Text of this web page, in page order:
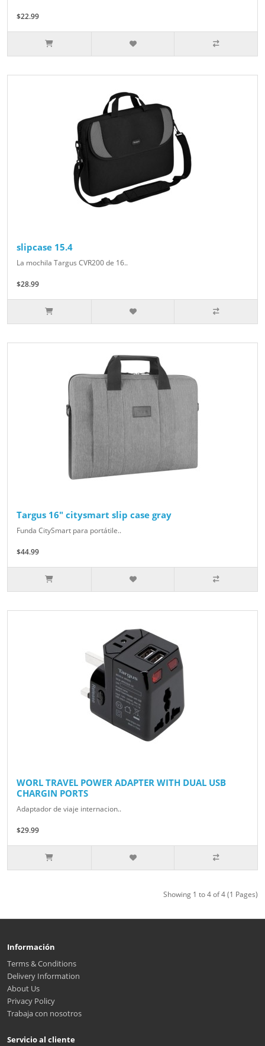
$22.99
slipcase 15.4
La mochila Targus CVR200 de 16..
$28.99
Targus 16" citysmart slip case gray
Funda CitySmart para portátile..
$44.99
WORL TRAVEL POWER ADAPTER WITH DUAL USB
CHARGIN PORTS
Adaptador de viaje internacion..
$29.99
Showing 1 to 4 of 4 (1 Pages)
Información
Terms & Conditions
Delivery Information
About Us
Privacy Policy
Trabaja con nosotros
Servicio al cliente